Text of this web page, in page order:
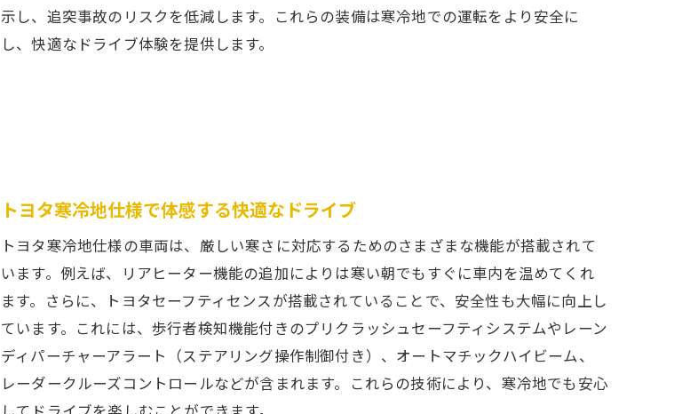
示し、追突事故のリスクを低減します。これらの装備は寒冷地での運転をより安全に
し、快適なドライブ体験を提供します。
トヨタ寒冷地仕様で体感する快適なドライブ
トヨタ寒冷地仕様の車両は、厳しい寒さに対応するためのさまざまな機能が搭載されて
います。例えば、リアヒーター機能の追加によりは寒い朝でもすぐに車内を温めてくれ
ます。さらに、トヨタセーフティセンスが搭載されていることで、安全性も大幅に向上し
ています。これには、歩行者検知機能付きのプリクラッシュセーフティシステムやレーン
ディパーチャーアラート（ステアリング操作制御付き）、オートマチックハイビーム、
レーダークルーズコントロールなどが含まれます。これらの技術により、寒冷地でも安心